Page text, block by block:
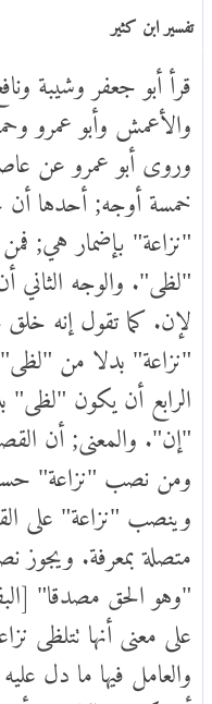
تفسير ابن كثير
قرأ أبو جعفر وشيبة
والأعمش وأبو عمرو
وروى أبو عمرو عن
خمسة أوجه; أحدها
"نزاعة" بإضمار هي;
"لظى". والوجه
لإن. كما تقول إنه
"نزاعة" بدلا من
الرابع أن يكون
"إن". والمعنى; أن
ومن نصب "نزاعة"
وينصب "نزاعة" على
متصلة بمعرفة. ويجوز
على معنى أنها تتلظى
والعامل فيها ما دل